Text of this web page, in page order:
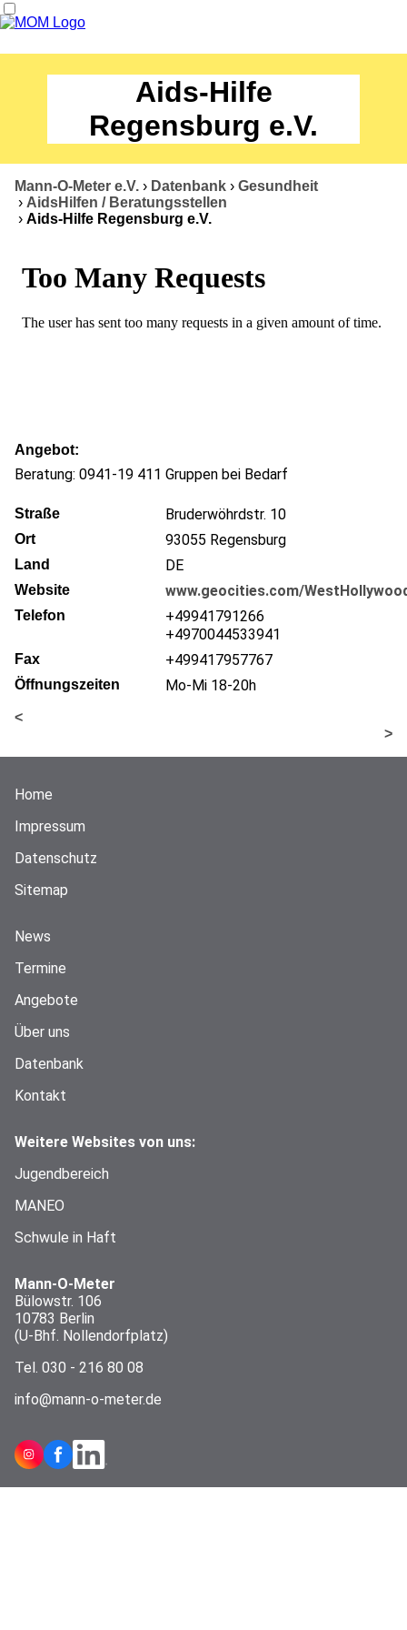
Termine
Über uns
Kontakt
Aids-Hilfe
Regensburg e.V.
Mann-O-Meter e.V. › Datenbank › Gesundheit
› AidsHilfen / Beratungsstellen
› Aids-Hilfe Regensburg e.V.
Angebot
Beratung: 0941-19 411 Gruppen bei Bedarf
Straße Bruderwöhrdstr. 10
Ort 93055 Regensburg
Land DE
Website www.geocities.com/
Telefon
+49941791266
+4970044533941
Fax +499417957767
Öffnungszeiten Mo-Mi 18-20h
<
>
Home
Impressum
Datenschutz
Sitemap
News
Termine
Angebote
Über uns
Datenbank
Kontakt
Weitere Websites von uns:
Jugendbereich
MANEO
Schwule in Haft
Mann-O-Meter
Bülowstr. 106
10783 Berlin
(U-Bhf. Nollendorfplatz)
Tel. 030 - 216 80 08
info@mann-o-meter.de